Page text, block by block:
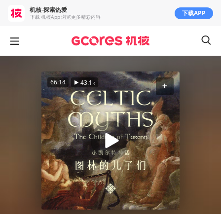
66:14 43.1k
机核-探索热爱
下载 机核App 浏览更多精彩内容 下载APP